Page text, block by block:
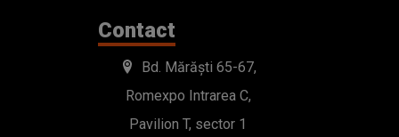
Contact
Bd. Mărăști 65-67,
Romexpo Intrarea C,
Pavilion T, sector 1